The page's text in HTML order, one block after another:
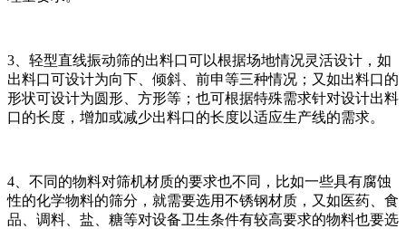
3、轻型直线振动筛的出料口可以根据场地情况灵活设计，如
出料口可设计为向下、倾斜、前申等三种情况；又如出料口的
形状可设计为圆形、方形等；也可根据特殊需求针对设计出料
口的长度，增加或减少出料口的长度以适应生产线的需求。
4、不同的物料对筛机材质的要求也不同，比如一些具有腐蚀
性的化学物料的筛分，就需要选用不锈钢材质，又如医药、食
品、调料、盐、糖等对设备卫生条件有较高要求的物料也要选